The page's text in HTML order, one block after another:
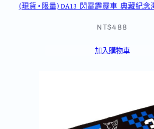
(現貨 • 限量) DA13_閃電霹靂車_典藏紀念
NT$488
加入購物車